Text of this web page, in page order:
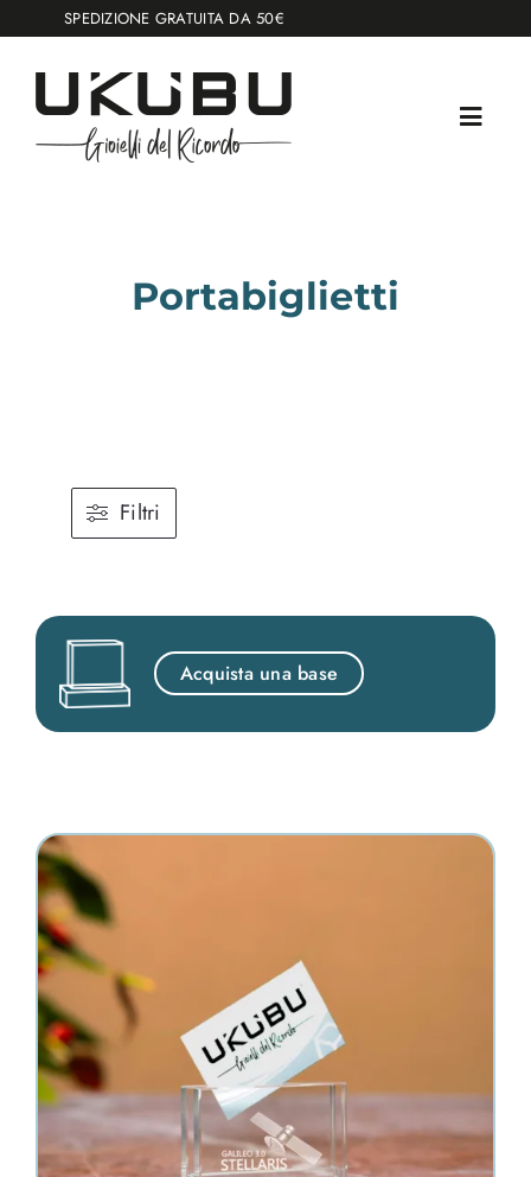
al
contenuto
SPEDIZIONE GRATUITA DA 50€
Portabiglietti
Filtri
Acquista una base